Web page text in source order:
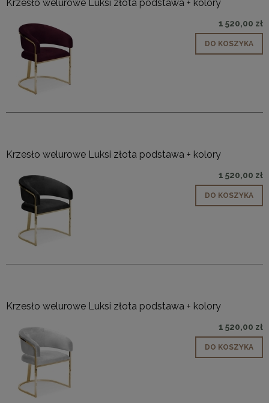
Krzesło welurowe Luksi złota podstawa + kolory
1 520,00 zł
DO KOSZYKA
Krzesło welurowe Luksi złota podstawa + kolory
1 520,00 zł
DO KOSZYKA
Krzesło welurowe Luksi złota podstawa + kolory
1 520,00 zł
DO KOSZYKA